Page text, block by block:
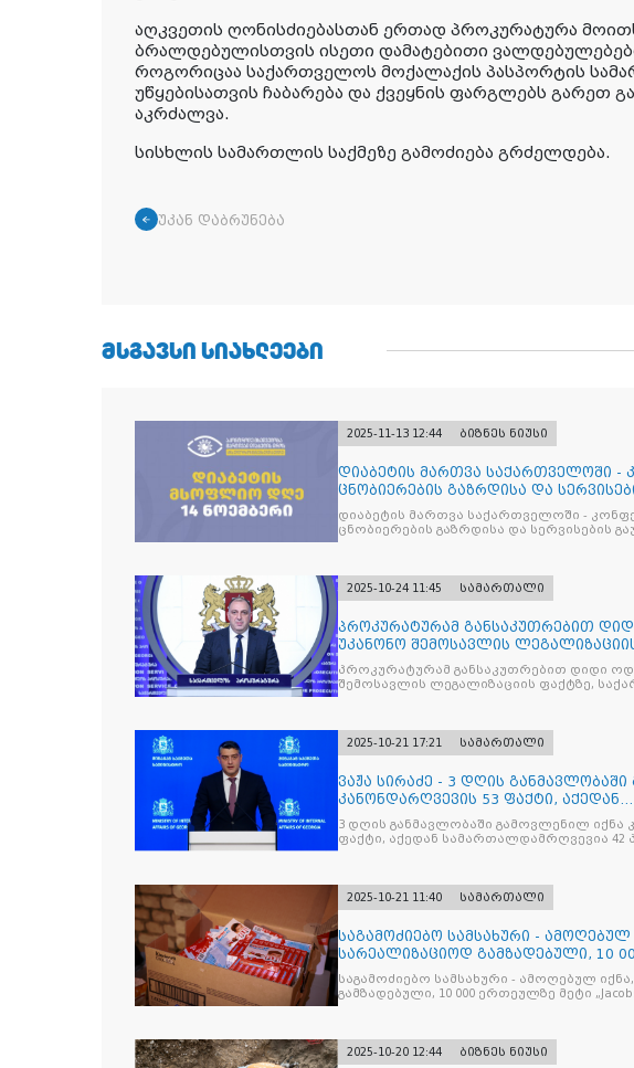
აღკვეთის ღონისძიებასთან ერთად პროკურატურა
ბრალდებულისთვის ისეთი დამატებითი
როგორიცაა საქართველოს მოქალაქის პასპორტის
უწყებისათვის ჩაბარება და ქვეყნის ფარგლებს გარეთ
აკრძალვა.
სისხლის სამართლის საქმეზე გამოძიება გრძელდება.
უკან დაბრუნება
ᲛᲡᲒᲐᲕᲡᲘ ᲡᲘᲐᲮᲚᲔᲔᲑᲘ
2025-11-13 12:44 ბიზნეს ნიუსი
დიაბეტის მართვა საქართველოში -
ცნობიერების გაზრდისა და
მიზნით
დიაბეტის მართვა საქართველოში -
ცნობიერების გაზრდისა და სერვისების
2025-10-24 11:45 სამართალი
პროკურატურამ განსაკუთრებით
უკანონო შემოსავლის
საქართველოს ყოფილ პ
პროკურატურამ განსაკუთრებით დიდი
შემოსავლის ლეგალიზაციის ფაქტზე,
2025-10-21 17:21 სამართალი
ვაჟა სირაძე - 3 დღის
კანონდარღვევის 53 ფაქტი, აქედან
სამართალდამრღვევია
3 დღის განმავლობაში გამოვლენილ იქნა
ფაქტი, აქედან სამართალდამრღვევია 42
2025-10-21 11:40 სამართალი
საგამოძიებო სამსახური - ამოღებულ
სარეალიზაციოდ გამზადებული, 10
„Jacobs Monar
საგამოძიებო სამსახური - ამოღებულ
გამზადებული, 10 000 ერთეულზე მეტი
2025-10-20 12:44
ბიზნეს ნიუსი